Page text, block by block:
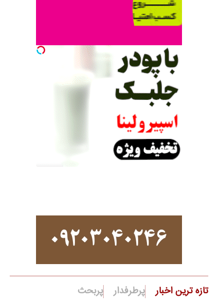
تازه ترین اخبار پرطرفدار پربحث